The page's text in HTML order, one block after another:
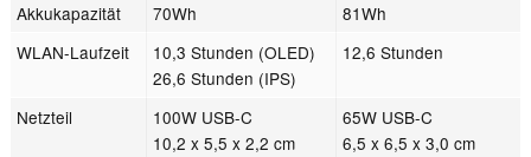
Akkukapazität
70Wh
81Wh
WLAN-Laufzeit
10,3 Stunden (OLED)
26,6 Stunden (IPS)
12,6 Stunden
Netzteil
100W USB-C
10,2 x 5,5 x 2,2 cm
65W USB-C
6,5 x 6,5 x 3,0 cm